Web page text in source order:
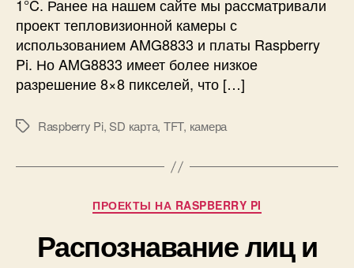
я
к
а
м
е
н
M
X
0
6
1°C. Ранее на нашем сайте мы рассматривали
проект тепловизионной камеры с
использованием AMG8833 и платы Raspberry
Pi. Но AMG8833 имеет более низкое
разрешение 8×8 пикселей, что […]
М
Raspberry Pi,SD карта, TFT, камера
Р
у
б
р
ПРОЕКТЫ НА RASPBERRY PI
Распознавание лиц и